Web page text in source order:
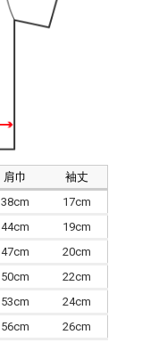
肩巾
袖丈
38cm
17cm
44cm
19cm
47cm
20cm
50cm
22cm
53cm
24cm
56cm 26cm